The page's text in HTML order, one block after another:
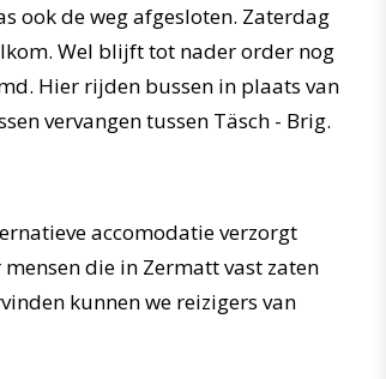
ook de weg afgesloten. Zaterdag
Wel blijft tot nader order nog
Hier rijden bussen in plaats van
vervangen tussen Täsch - Brig.
accomodatie verzorgt
die in Zermatt vast zaten
kunnen we reizigers van